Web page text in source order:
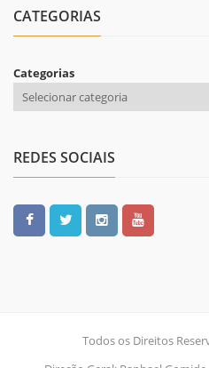
CATEGORIAS
Categorias
REDES SOCIAIS
Todos os Direitos